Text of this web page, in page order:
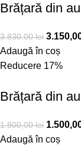
Brățară din
3.830,00lei
Adaugă în coș
Reducere 17%
Brățară din
1.800,00lei
Adaugă în coș